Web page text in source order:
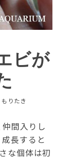
ビが
もりたき
間入りし
長すると
な個体は初